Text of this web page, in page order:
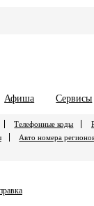
Афиша Сервисы
Телефонные коды
Авто номера